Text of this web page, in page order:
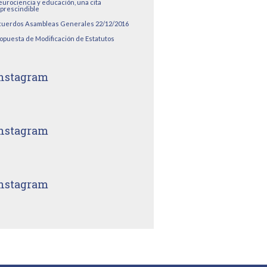
y educación, una cita
Asambleas Generales 22/12/2016
de Modificación de Estatutos